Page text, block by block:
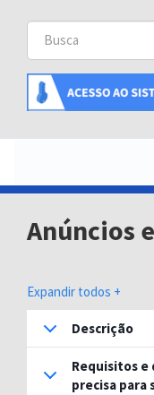
Buscar
Busca
Anúncios
Expandir todos +
Descrição
Requisitos e
precisa para